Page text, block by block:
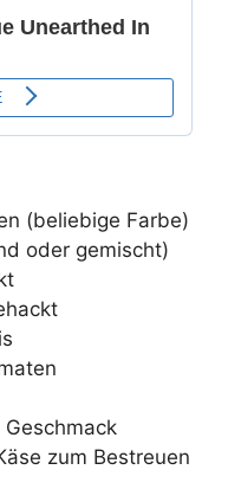
(beliebige Farbe)
oder gemischt)
zum Bestreuen